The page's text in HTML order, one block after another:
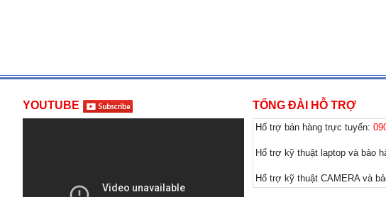
YOUTUBE TỔNG ĐÀI HỖ TRỢ
Hổ trợ bán hàng trực tuyến:
Hổ trợ kỹ thuật laptop và bảo
Hổ trợ kỹ thuật CAMERA và